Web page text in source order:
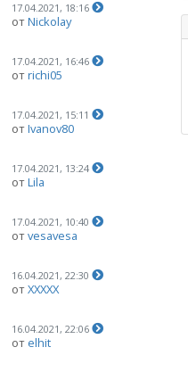
17.04.2021, 18:16
отNickolay
17.04.2021, 16:46
отrichi05
17.04.2021, 15:11
отIvanov80
17.04.2021, 13:24
отLila
17.04.2021, 10:40
отvesavesa
16.04.2021, 22:30
отХХХХХ
16.04.2021, 22:06
отelhit